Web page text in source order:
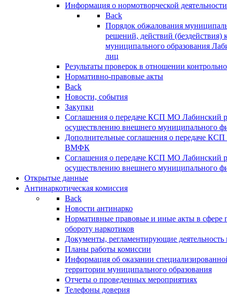
Информация о нормотворческой деятельности
Back
Порядок обжалования
решений, действий (бездействия)
муниципального образования
лиц
Результаты проверок в отношении
Нормативно-правовые акты
Back
Новости, события
Закупки
Соглашения о передаче КСП МО Лабинский
осуществлению внешнего муниципального
Дополнительные соглашения о передаче
ВМФК
Соглашения о передаче КСП МО Лабинский
осуществлению внешнего муниципального
Открытые данные
Антинаркотическая комиссия
Back
Новости антинарко
Нормативные правовые и иные акты в сфере
обороту наркотиков
Документы, регламентирующие деятельность
Планы работы комиссии
Информация об оказании
территории муниципального образования
Отчеты о проведенных мероприятиях
Телефоны доверия